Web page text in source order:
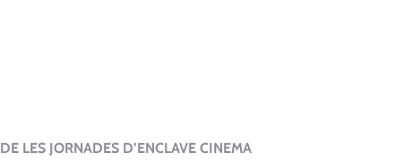
DE LES JORNADES D’ENCLAVE CINEMA